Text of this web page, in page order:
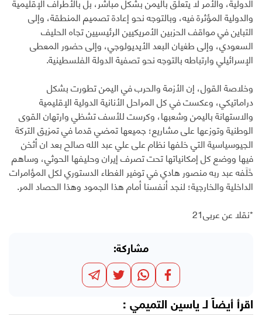
والدولية المؤثرة فيه، وبالتوجه نحو إعادة تصميم المنطقة، وإلى
التباين في مواقف الحزبين الأمريكيين الرئيسيين تجاه الحليف
السعودي، وإلى طغيان البعد الأيديولوجي، وإلى حضور المعطى
الإسرائيلي وارتباطه بالتوجه نحو تصفية الدولة الفلسطينية.
وخلاصة القول، إن الأزمة والحرب في اليمن تطورت بشكل
دراماتيكي، وعكست في كل المراحل الأنانية الدولية الإقليمية
والاستهانة باليمن وشعبها، وكرست للأسف تشظي وارتهان القوى
الوطنية وتوزعها على مشاريع؛ جميعها تمضي قدما في تمزيق التركة
الجيوسياسية التي خلفها نظام على علي عبد الله صالح بعد ان أثخن
فيها ووضع كل إمكانياتها تحت تصرف إيران وحليفها الحوثي، وساهم
خَلَفه عبد ربه منصور هادي في توفير الغطاء الدستوري لكل المؤامرات
الداخلية والخارجية؛ لنجد أنفسنا أمام هذا الجمود وهذا الحصاد المر.
*نقلا عن عربي21
مشاركة:
اقرأ أيضاً لـ ياسين التميمي :